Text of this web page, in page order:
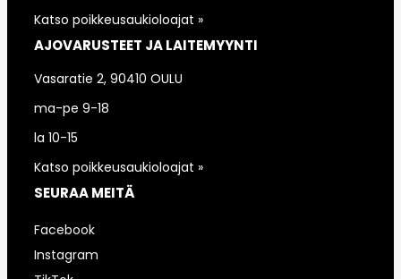
Katso poikkeusaukioloajat »
AJOVARUSTEET JA LAITEMYYNTI
Vasaratie 2, 90410 OULU
ma-pe 9-18
la 10-15
Katso poikkeusaukioloajat »
SEURAA MEITÄ
Facebook
Instagram